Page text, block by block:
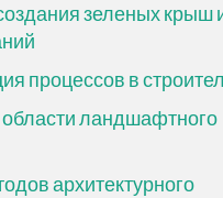
зеленых крыш
процессов в
ландшафтного
архитектурного